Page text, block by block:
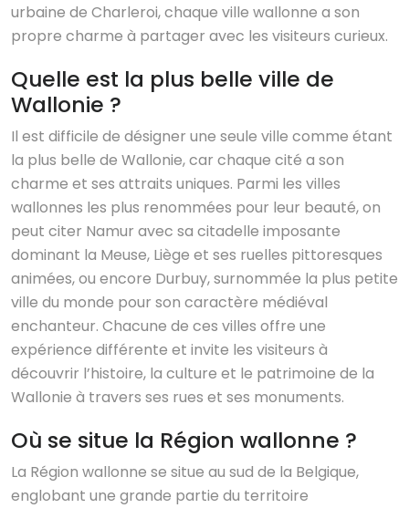
urbaine de Charleroi, chaque ville wallonne a son
propre charme à partager avec les visiteurs curieux.
Quelle est la plus belle ville de
Wallonie ?
Il est difficile de désigner une seule ville comme étant
la plus belle de Wallonie, car chaque cité a son
charme et ses attraits uniques. Parmi les villes
wallonnes les plus renommées pour leur beauté, on
peut citer Namur avec sa citadelle imposante
dominant la Meuse, Liège et ses ruelles pittoresques
animées, ou encore Durbuy, surnommée la plus petite
ville du monde pour son caractère médiéval
enchanteur. Chacune de ces villes offre une
expérience différente et invite les visiteurs à
découvrir l’histoire, la culture et le patrimoine de la
Wallonie à travers ses rues et ses monuments.
Où se situe la Région wallonne ?
La Région wallonne se situe au sud de la Belgique,
englobant une grande partie du territoire